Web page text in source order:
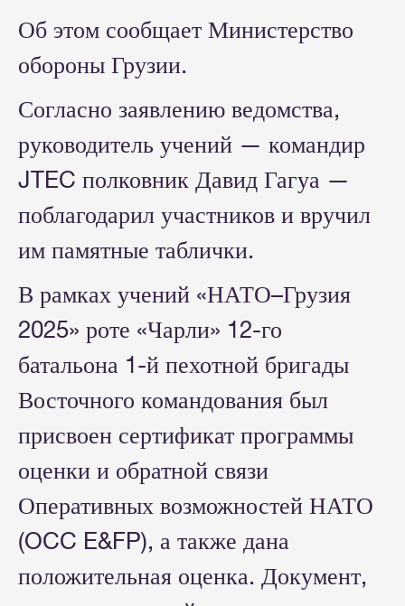
Об этом сообщает Министерство
обороны Грузии.
Согласно заявлению ведомства,
руководитель учений — командир
JTEC полковник Давид Гагуа —
поблагодарил участников и вручил
им памятные таблички.
В рамках учений «НАТО–Грузия
2025» роте «Чарли» 12-го
батальона 1-й пехотной бригады
Восточного командования был
присвоен сертификат программы
оценки и обратной связи
Оперативных возможностей НАТО
(OCC E&FP), а также дана
положительная оценка. Документ,